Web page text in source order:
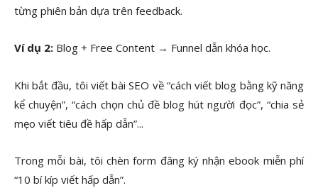
từng phiên bản dựa trên feedback.
Ví dụ 2: Blog + Free Content → Funnel dẫn khóa học.
Khi bắt đầu, tôi viết bài SEO về “cách viết blog bằng kỹ năng
kể chuyện”, “cách chọn chủ đề blog hút người đọc”, “chia sẻ
mẹo viết tiêu đề hấp dẫn”...
Trong mỗi bài, tôi chèn form đăng ký nhận ebook miễn phí
“10 bí kíp viết hấp dẫn”.